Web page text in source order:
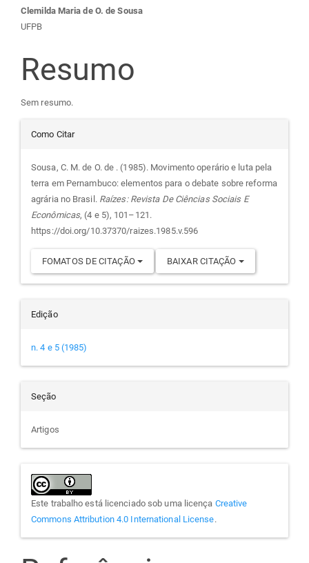
Conteúdo
do
artigo
principal
Clemilda Maria de O. de Sousa
UFPB
Resumo
Sem resumo.
Detalhes
do
artigo
Como Citar
Sousa, C. M. de O. de . (1985). Movimento operário e luta pela
terra em Pernambuco: elementos para o debate sobre reforma
agrária no Brasil. Raízes: Revista De Ciências Sociais E
Econômicas, (4 e 5), 101–121.
https://doi.org/10.37370/raizes.1985.v.596
FOMATOS DE CITAÇÃO BAIXAR CITAÇÃO
Edição
n. 4 e 5 (1985)
Seção
Artigos
Este trabalho está licenciado sob uma licença Creative
Commons Attribution 4.0 International License.